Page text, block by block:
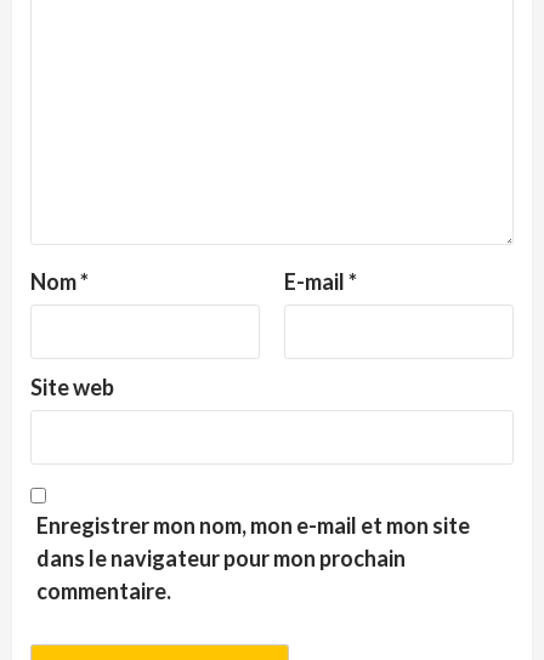
Nom* E-mail*
Site web
Enregistrer mon nom, mon e-mail et mon site
dans le navigateur pour mon prochain
commentaire.